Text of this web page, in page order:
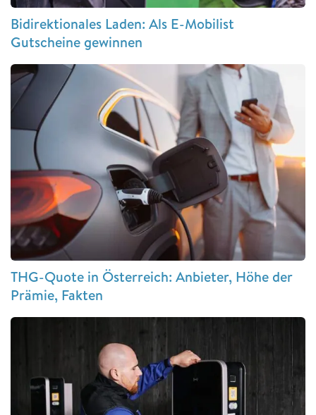
Bidirektionales Laden: Als E-Mobilist
Gutscheine gewinnen
THG-Quote in Österreich: Anbieter, Höhe der
Prämie, Fakten